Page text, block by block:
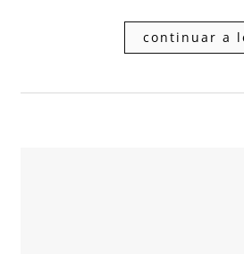
continuar a